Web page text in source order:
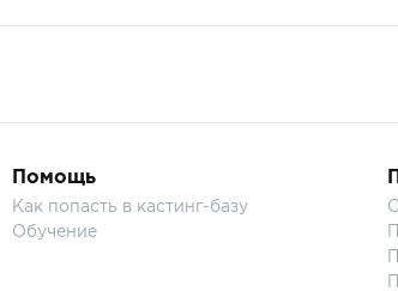
Помощь
Как попасть в кастинг-базу
Обучение